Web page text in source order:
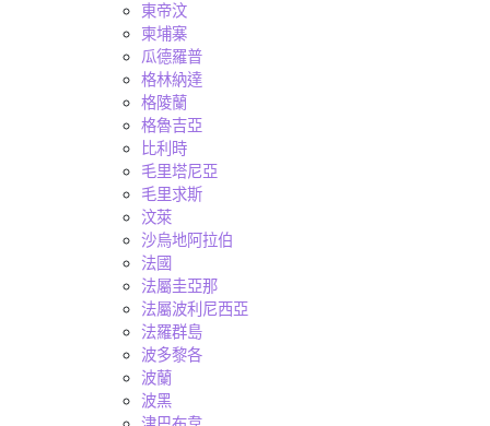
東帝汶
柬埔寨
瓜德羅普
格林納達
格陵蘭
格魯吉亞
比利時
毛里塔尼亞
毛里求斯
汶萊
沙烏地阿拉伯
法國
法屬圭亞那
法屬波利尼西亞
法羅群島
波多黎各
波蘭
波黑